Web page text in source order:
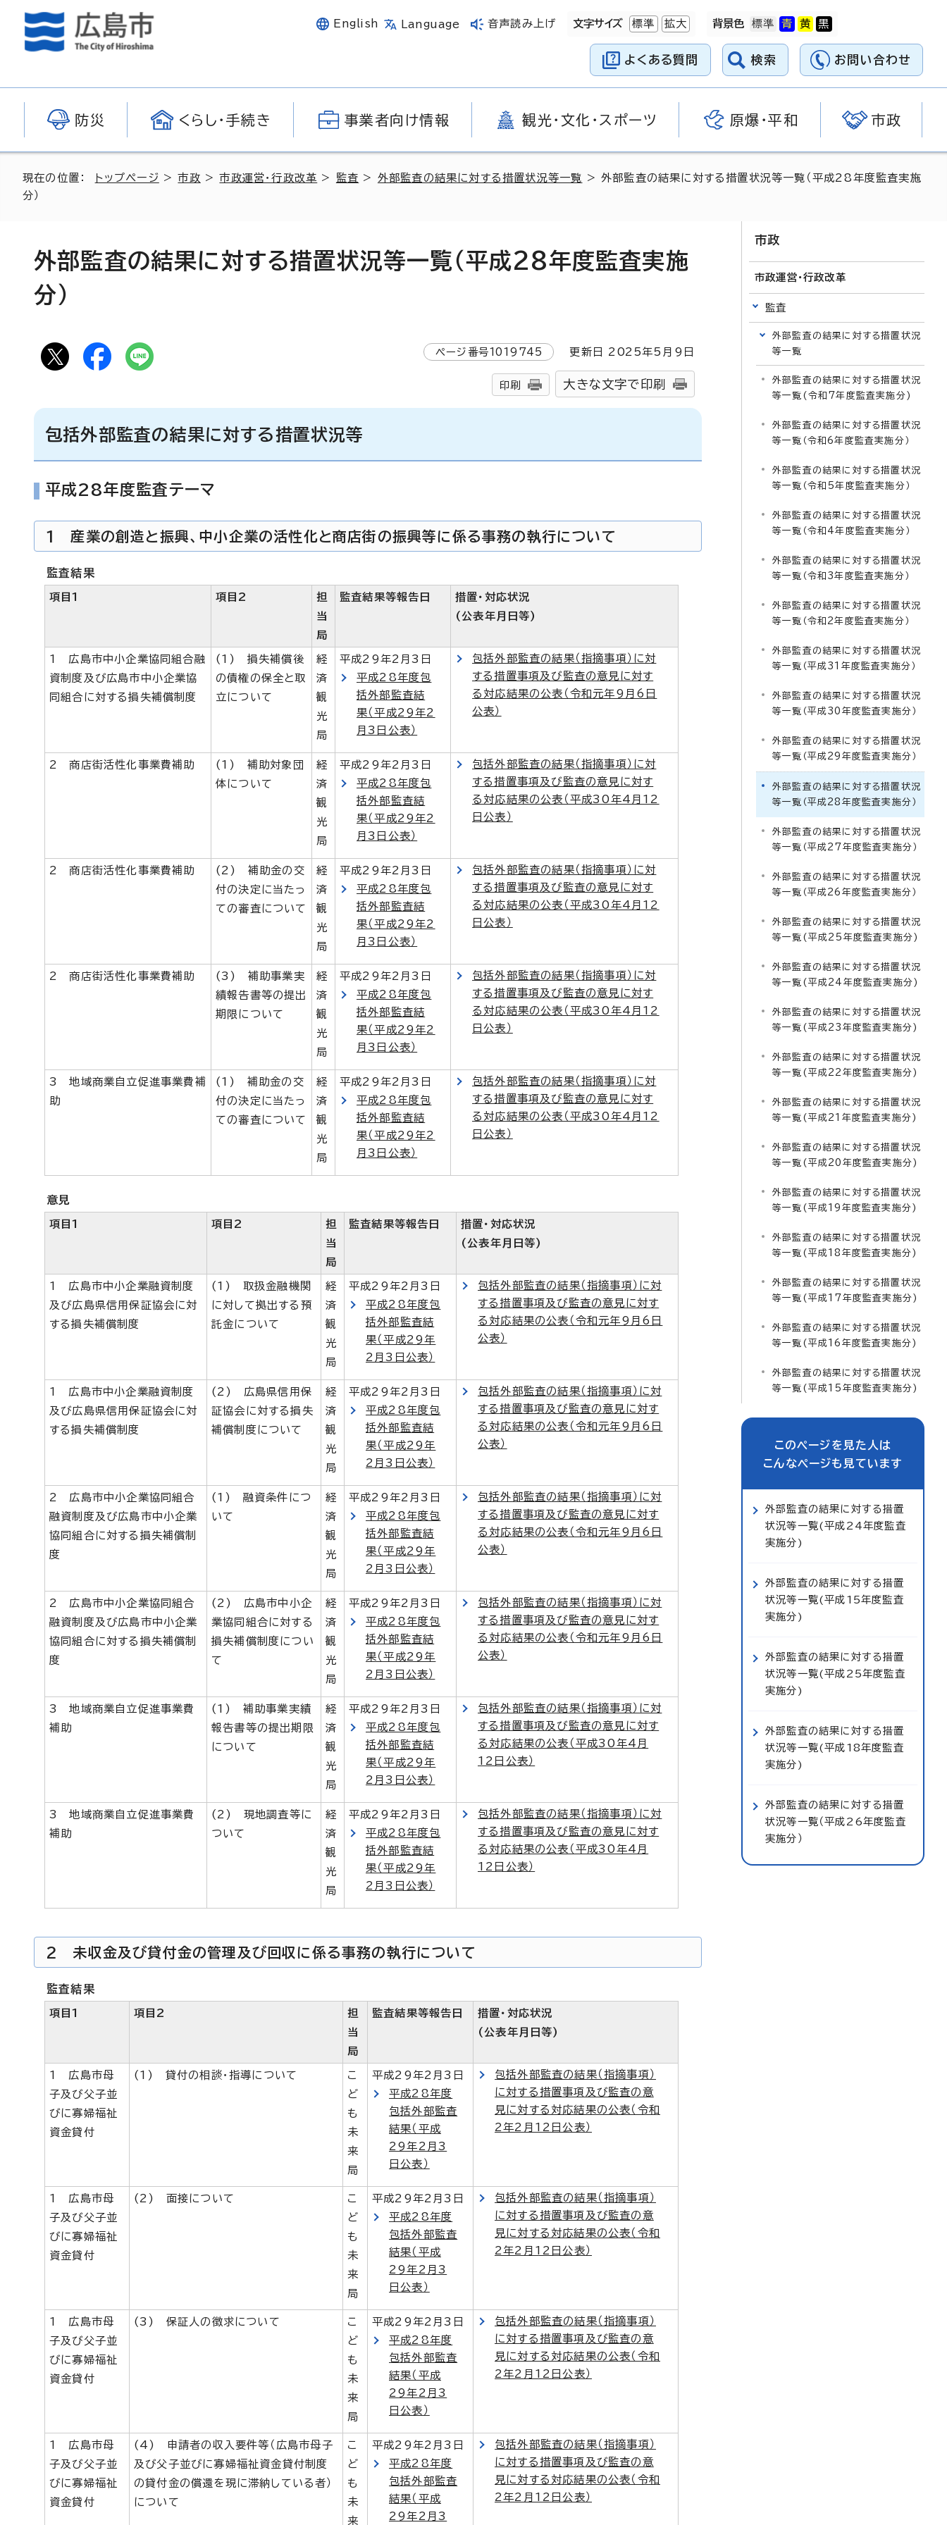
English Language 音声読み上げ 文字サイズ 標準 拡大 背景色
よくある質問 検索 お問い合わせ
防災 くらし・手続き 事業者向け情報 観光・文化・スポーツ 原爆・平和 市政
現在の位置： トップページ >市政 >市政運営・行政改革 > 監査 > 外部監査の結果に対する措置状況等一覧 > 外部監査の結果に対する措置状況等一覧（平成28年度監査実施
分）
外部監査の結果に対する措置状況等一覧（平成28年度監査実施
分）
ページ番号1019745 更新日 2025年5月9日
印刷 大きな文字で印刷
包括外部監査の結果に対する措置状況等
平成28年度監査テーマ
1 産業の創造と振興、中小企業の活性化と商店街の振興等に係る事務の執行について
監査結果
項目1 項目2
担
当
局
監査結果等報告日
措置・対応状況
(公表年月日等)
1 広島市中小企業協同組合融
資制度及び広島市中小企業協
同組合に対する損失補償制度
(1) 損失補償後
の債権の保全と取
立について
経
済
観
光
局
平成29年2月3日
平成28年度包
括外部監査結
果（平成29年2
月3日公表）
包括外部監査の結果（指摘事項）に対
する措置事項及び監査の意見に対す
る対応結果の公表（令和元年9月6日
公表）
2 商店街活性化事業費補助
(1) 補助対象団
体について
経
済
観
光
局
平成29年2月3日
平成28年度包
括外部監査結
果（平成29年2
月3日公表）
包括外部監査の結果（指摘事項）に対
する措置事項及び監査の意見に対す
る対応結果の公表（平成30年4月12
日公表）
2 商店街活性化事業費補助
(2) 補助金の交
付の決定に当たっ
ての審査について
経
済
観
光
局
平成29年2月3日
平成28年度包
括外部監査結
果（平成29年2
月3日公表）
包括外部監査の結果（指摘事項）に対
する措置事項及び監査の意見に対す
る対応結果の公表（平成30年4月12
日公表）
2 商店街活性化事業費補助
(3) 補助事業実
績報告書等の提出
期限について
経
済
観
光
局
平成29年2月3日
平成28年度包
括外部監査結
果（平成29年2
月3日公表）
包括外部監査の結果（指摘事項）に対
する措置事項及び監査の意見に対す
る対応結果の公表（平成30年4月12
日公表）
3 地域商業自立促進事業費補
助
(1) 補助金の交
付の決定に当たっ
ての審査について
経
済
観
光
局
平成29年2月3日
平成28年度包
括外部監査結
果（平成29年2
月3日公表）
包括外部監査の結果（指摘事項）に対
する措置事項及び監査の意見に対す
る対応結果の公表（平成30年4月12
日公表）
意見
項目1 項目2
担
当
局
監査結果等報告日
措置・対応状況
(公表年月日等)
1 広島市中小企業融資制度
及び広島県信用保証協会に対
する損失補償制度
(1) 取扱金融機関
に対して拠出する預
託金について
経
済
観
光
局
平成29年2月3日
平成28年度包
括外部監査結
果（平成29年
2月3日公表）
包括外部監査の結果（指摘事項）に対
する措置事項及び監査の意見に対す
る対応結果の公表（令和元年9月6日
公表）
1 広島市中小企業融資制度
及び広島県信用保証協会に対
する損失補償制度
(2) 広島県信用保
証協会に対する損失
補償制度について
経
済
観
光
局
平成29年2月3日
平成28年度包
括外部監査結
果（平成29年
2月3日公表）
包括外部監査の結果（指摘事項）に対
する措置事項及び監査の意見に対す
る対応結果の公表（令和元年9月6日
公表）
2 広島市中小企業協同組合
融資制度及び広島市中小企業
協同組合に対する損失補償制
度
(1) 融資条件につ
いて
経
済
観
光
局
平成29年2月3日
平成28年度包
括外部監査結
果（平成29年
2月3日公表）
包括外部監査の結果（指摘事項）に対
する措置事項及び監査の意見に対す
る対応結果の公表（令和元年9月6日
公表）
2 広島市中小企業協同組合
融資制度及び広島市中小企業
協同組合に対する損失補償制
度
(2) 広島市中小企
業協同組合に対する
損失補償制度につい
て
経
済
観
光
局
平成29年2月3日
平成28年度包
括外部監査結
果（平成29年
2月3日公表）
包括外部監査の結果（指摘事項）に対
する措置事項及び監査の意見に対す
る対応結果の公表（令和元年9月6日
公表）
3 地域商業自立促進事業費
補助
(1) 補助事業実績
報告書等の提出期限
について
経
済
観
光
局
平成29年2月3日
平成28年度包
括外部監査結
果（平成29年
2月3日公表）
包括外部監査の結果（指摘事項）に対
する措置事項及び監査の意見に対す
る対応結果の公表（平成30年4月
12日公表）
3 地域商業自立促進事業費
補助
(2) 現地調査等に
ついて
経
済
観
光
局
平成29年2月3日
平成28年度包
括外部監査結
果（平成29年
2月3日公表）
包括外部監査の結果（指摘事項）に対
する措置事項及び監査の意見に対す
る対応結果の公表（平成30年4月
12日公表）
2 未収金及び貸付金の管理及び回収に係る事務の執行について
監査結果
項目1 項目2
担
当
局
監査結果等報告日
措置・対応状況
(公表年月日等)
1 広島市母
子及び父子並
びに寡婦福祉
資金貸付
(1) 貸付の相談・指導について
こ
ど
も
未
来
局
平成29年2月3日
平成28年度
包括外部監査
結果（平成
29年2月3
日公表）
包括外部監査の結果（指摘事項）
に対する措置事項及び監査の意
見に対する対応結果の公表（令和
2年2月12日公表）
1 広島市母
子及び父子並
びに寡婦福祉
資金貸付
(2) 面接について
こ
ど
も
未
来
局
平成29年2月3日
平成28年度
包括外部監査
結果（平成
29年2月3
日公表）
包括外部監査の結果（指摘事項）
に対する措置事項及び監査の意
見に対する対応結果の公表（令和
2年2月12日公表）
1 広島市母
子及び父子並
びに寡婦福祉
資金貸付
(3) 保証人の徴求について
こ
ど
も
未
来
局
平成29年2月3日
平成28年度
包括外部監査
結果（平成
29年2月3
日公表）
包括外部監査の結果（指摘事項）
に対する措置事項及び監査の意
見に対する対応結果の公表（令和
2年2月12日公表）
1 広島市母
子及び父子並
びに寡婦福祉
資金貸付
(4) 申請者の収入要件等（広島市母子
及び父子並びに寡婦福祉資金貸付制度
の貸付金の償還を現に滞納している者）
について
こ
ど
も
未
来
平成29年2月3日
平成28年度
包括外部監査
結果（平成
29年2月3
包括外部監査の結果（指摘事項）
に対する措置事項及び監査の意
見に対する対応結果の公表（令和
2年2月12日公表）
市政
市政運営・行政改革
監査
外部監査の結果に対する措置状況
等一覧
外部監査の結果に対する措置状況
等一覧(令和7年度監査実施分)
外部監査の結果に対する措置状況
等一覧（令和6年度監査実施分）
外部監査の結果に対する措置状況
等一覧（令和5年度監査実施分）
外部監査の結果に対する措置状況
等一覧（令和4年度監査実施分）
外部監査の結果に対する措置状況
等一覧（令和3年度監査実施分）
外部監査の結果に対する措置状況
等一覧（令和2年度監査実施分）
外部監査の結果に対する措置状況
等一覧（平成31年度監査実施分）
外部監査の結果に対する措置状況
等一覧（平成30年度監査実施分）
外部監査の結果に対する措置状況
等一覧（平成29年度監査実施分）
外部監査の結果に対する措置状況
等一覧（平成28年度監査実施分）
外部監査の結果に対する措置状況
等一覧（平成27年度監査実施分）
外部監査の結果に対する措置状況
等一覧（平成26年度監査実施分）
外部監査の結果に対する措置状況
等一覧(平成25年度監査実施分)
外部監査の結果に対する措置状況
等一覧(平成24年度監査実施分)
外部監査の結果に対する措置状況
等一覧(平成23年度監査実施分)
外部監査の結果に対する措置状況
等一覧(平成22年度監査実施分)
外部監査の結果に対する措置状況
等一覧(平成21年度監査実施分)
外部監査の結果に対する措置状況
等一覧(平成20年度監査実施分)
外部監査の結果に対する措置状況
等一覧(平成19年度監査実施分)
外部監査の結果に対する措置状況
等一覧(平成18年度監査実施分)
外部監査の結果に対する措置状況
等一覧(平成17年度監査実施分)
外部監査の結果に対する措置状況
等一覧(平成16年度監査実施分)
外部監査の結果に対する措置状況
等一覧(平成15年度監査実施分)
このページを見た人は
こんなページも見ています
外部監査の結果に対する措置
状況等一覧(平成24年度監査
実施分)
外部監査の結果に対する措置
状況等一覧(平成15年度監査
実施分)
外部監査の結果に対する措置
状況等一覧(平成25年度監査
実施分)
外部監査の結果に対する措置
状況等一覧(平成18年度監査
実施分)
外部監査の結果に対する措置
状況等一覧（平成26年度監査
実施分）